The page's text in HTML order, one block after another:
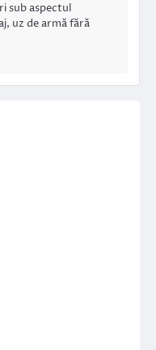
sub aspectul
uz de armă fără